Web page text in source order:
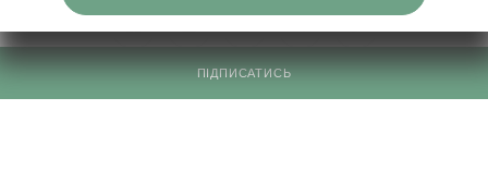
ПІДПИСАТИСЬ